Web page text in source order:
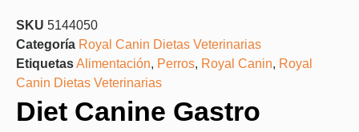
SKU 5144050
Categoría Royal Canin Dietas Veterinarias
EtiquetasAlimentación, Perros, Royal Canin, Royal
Canin Dietas Veterinarias
Diet Canine Gastro